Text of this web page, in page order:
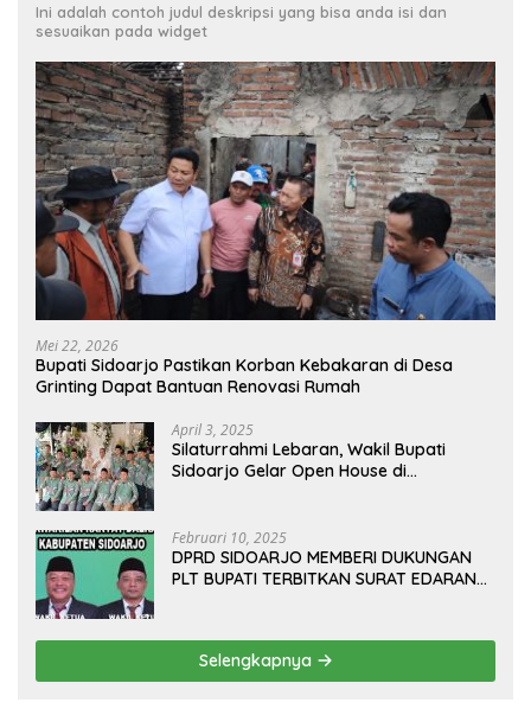
Ini adalah contoh judul deskripsi yang bisa anda isi dan
sesuaikan pada widget
Mei 22, 2026
Bupati Sidoarjo Pastikan Korban Kebakaran di Desa
Grinting Dapat Bantuan Renovasi Rumah
April 3, 2025
Silaturrahmi Lebaran, Wakil Bupati
Sidoarjo Gelar Open House di
Februari 10, 2025
DPRD SIDOARJO MEMBERI DUKUNGAN
PLT BUPATI TERBITKAN SURAT EDARAN
KELUAR KOTA
Selengkapnya